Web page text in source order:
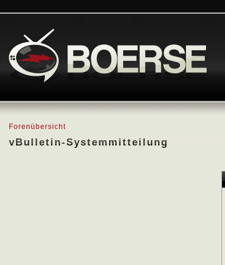
Forenübersicht
vBulletin-Systemmitteilung